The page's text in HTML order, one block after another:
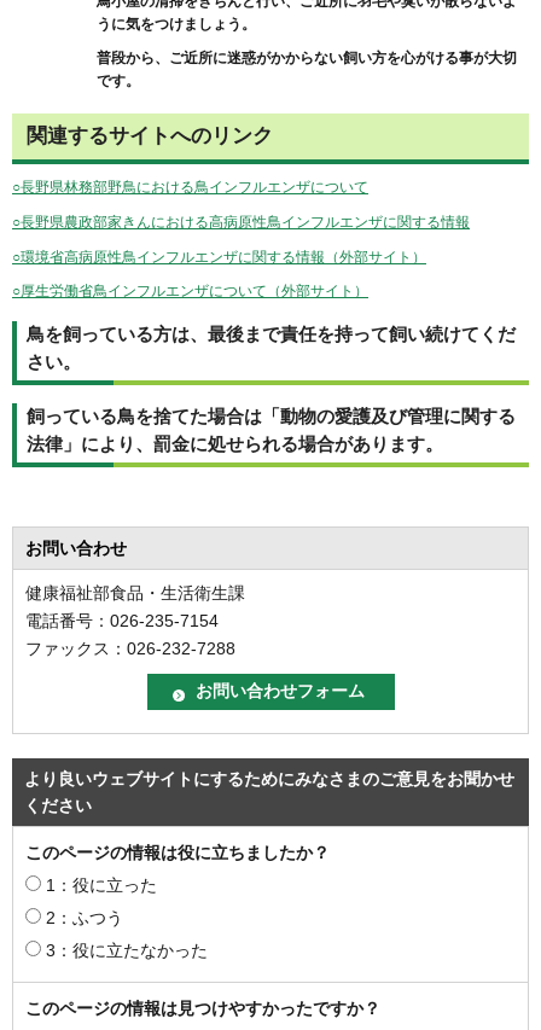
うに気をつけましょう。
普段から、ご近所に迷惑がかからない飼い方を心がける事が大切
です。
関連するサイトへのリンク
○長野県林務部野鳥における鳥インフルエンザについて
○長野県農政部家きんにおける高病原性鳥インフルエンザに関する情報
○環境省高病原性鳥インフルエンザに関する情報（外部サイト）
○厚生労働省鳥インフルエンザについて（外部サイト）
鳥を飼っている方は、最後まで責任を持って飼い続けてくだ
さい。
飼っている鳥を捨てた場合は「動物の愛護及び管理に関する
法律」により、罰金に処せられる場合があります。
お問い合わせ
健康福祉部食品・生活衛生課
電話番号：026-235-7154
ファックス：026-232-7288
より良いウェブサイトにするためにみなさまのご意見をお聞かせ
ください
このページの情報は役に立ちましたか？
1：役に立った
2：ふつう
3：役に立たなかった
このページの情報は見つけやすかったですか？